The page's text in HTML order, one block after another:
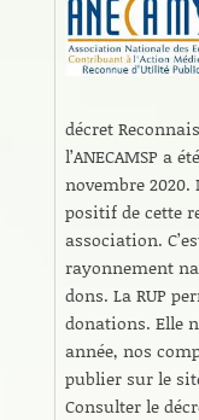
décret
l’ANECAMSP a
novembre
positif de cette
association.
rayonnement
dons. La RUP
donations. Elle
année, nos
publier sur le
Consulter le